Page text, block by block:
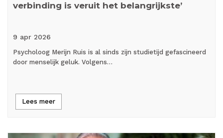
verbinding is veruit het belangrijkste’
9 apr 2026
Psycholoog Merijn Ruis is al sinds zijn studietijd gefascineerd
door menselijk geluk. Volgens…
Lees meer